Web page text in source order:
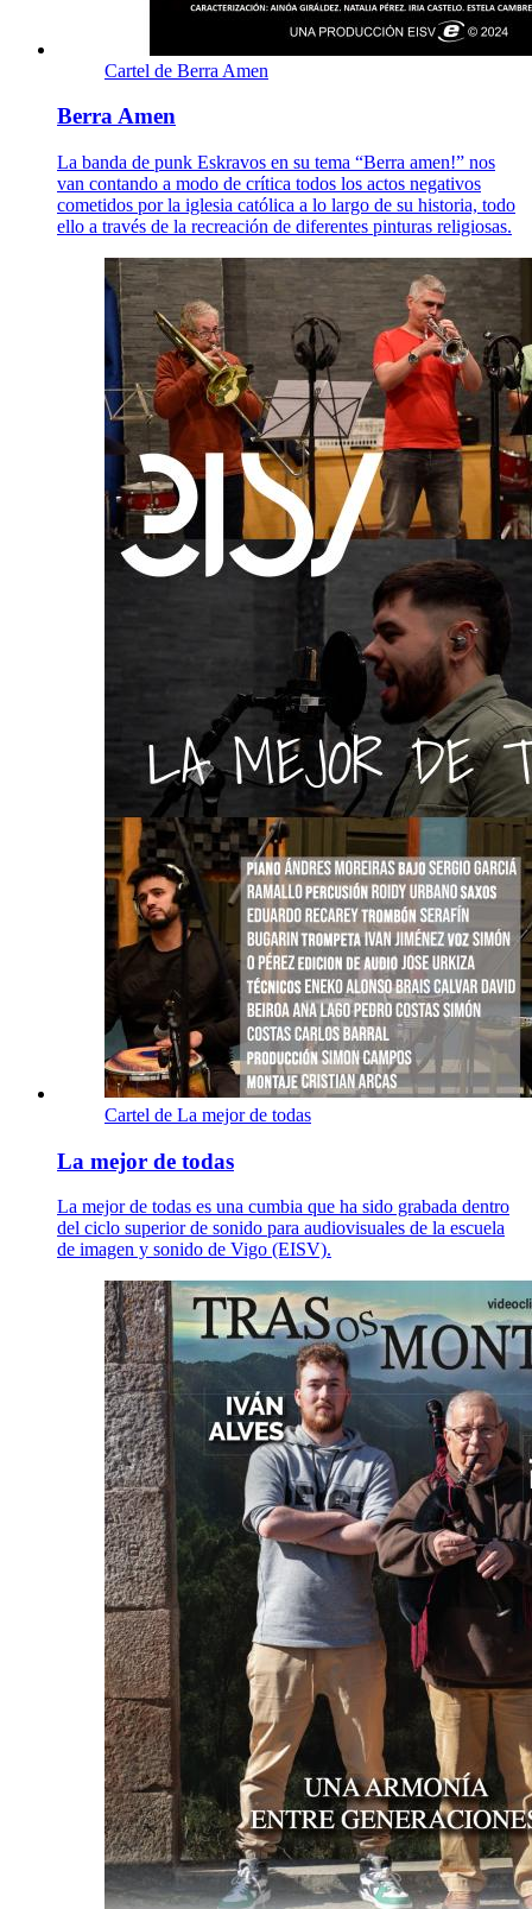
Cartel de Berra Amen
Berra Amen
La banda de punk Eskravos en su tema “Berra amen!” nos
van contando a modo de crítica todos los actos negativos
cometidos por la iglesia católica a lo largo de su historia, todo
ello a través de la recreación de diferentes pinturas religiosas.
Cartel de La mejor de todas
La mejor de todas
La mejor de todas es una cumbia que ha sido grabada dentro
del ciclo superior de sonido para audiovisuales de la escuela
de imagen y sonido de Vigo (EISV).